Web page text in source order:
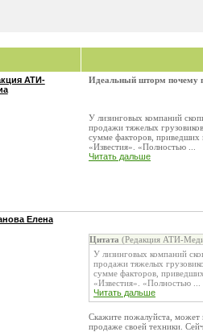
АТИ-
Идеальный шторм почему
У лизинговых компаний
продажи тяжелых
сумме факторов, приведших
«Известия». «Полностью ...
Читать дальше
Елена
Цитата (Редакция АТИ-
У лизинговых компаний
продажи тяжелых
сумме факторов,
«Известия». «Полностью ...
Читать дальше
Скажите пожалуйста, может
продаже своей техники.